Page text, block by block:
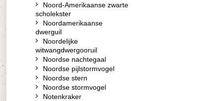
Noord-Amerikaanse zwarte
scholekster
Noordamerikaanse
dwerguil
Noordelijke
witwangdwergooruil
Noordse nachtegaal
Noordse pijlstormvogel
Noordse stern
Noordse stormvogel
Notenkraker